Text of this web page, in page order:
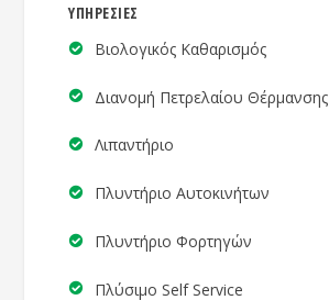
ΥΠΗΡΕΣΙΕΣ
Βιολογικός Καθαρισμός
Διανομή Πετρελαίου Θέρμανσης
Λιπαντήριο
Πλυντήριο Αυτοκινήτων
Πλυντήριο Φορτηγών
Πλύσιμο Self Service